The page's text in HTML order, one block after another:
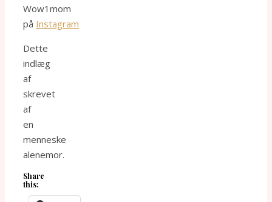
Wow1mom
på Instagram
Dette
indlæg
af
skrevet
af
en
menneske
alenemor.
Share
this: